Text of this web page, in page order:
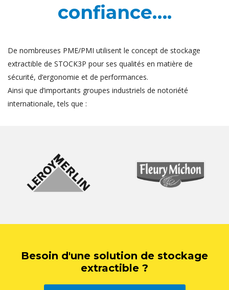
confiance….
De nombreuses PME/PMI utilisent le concept de stockage
extractible de STOCK3P pour ses qualités en matière de
sécurité, d’ergonomie et de performances.
Ainsi que d’importants groupes industriels de notoriété
internationale, tels que :
Besoin d'une solution de stockage
extractible ?